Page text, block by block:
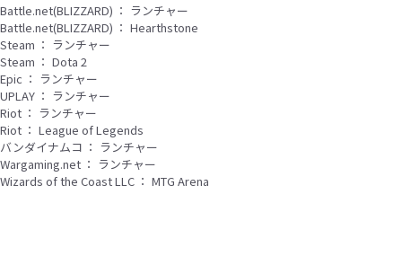
Battle.net(BLIZZARD) ： ランチャー
Battle.net(BLIZZARD) ： Hearthstone
Steam ： ランチャー
Steam ： Dota 2
Epic ： ランチャー
UPLAY ： ランチャー
Riot ： ランチャー
Riot ： League of Legends
バンダイナムコ ： ランチャー
Wargaming.net ： ランチャー
Wizards of the Coast LLC ： MTG Arena